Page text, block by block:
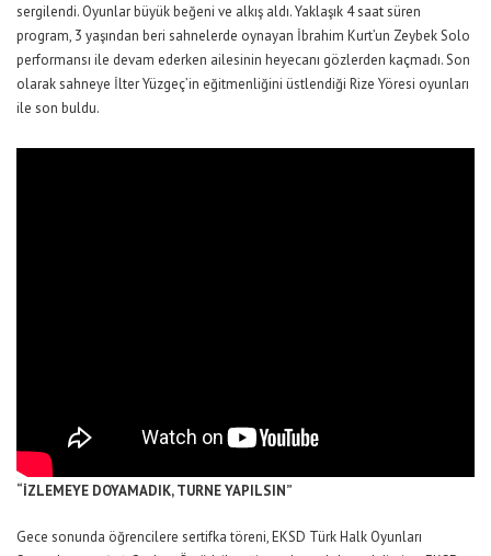
sergilendi. Oyunlar büyük beğeni ve alkış aldı. Yaklaşık 4 saat süren
program, 3 yaşından beri sahnelerde oynayan İbrahim Kurt’un Zeybek Solo
performansı ile devam ederken ailesinin heyecanı gözlerden kaçmadı. Son
olarak sahneye İlter Yüzgeç’in eğitmenliğini üstlendiği Rize Yöresi oyunları
ile son buldu.
“İZLEMEYE DOYAMADIK, TURNE YAPILSIN”
Gece sonunda öğrencilere sertifka töreni, EKSD Türk Halk Oyunları